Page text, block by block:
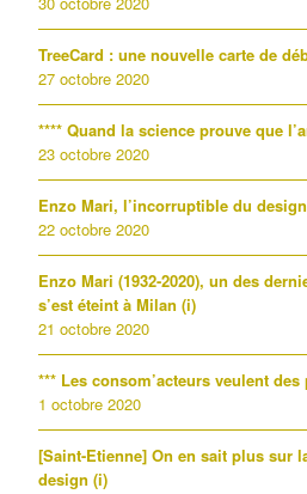
TreeCard : une nouvelle carte de
27 octobre 2020
**** Quand la science prouve que
23 octobre 2020
Enzo Mari, l’incorruptible du
22 octobre 2020
Enzo Mari (1932-2020), un des
s’est éteint à Milan (i)
21 octobre 2020
*** Les consom’acteurs veulent des
1 octobre 2020
[Saint-Etienne] On en sait plus sur
design (i)